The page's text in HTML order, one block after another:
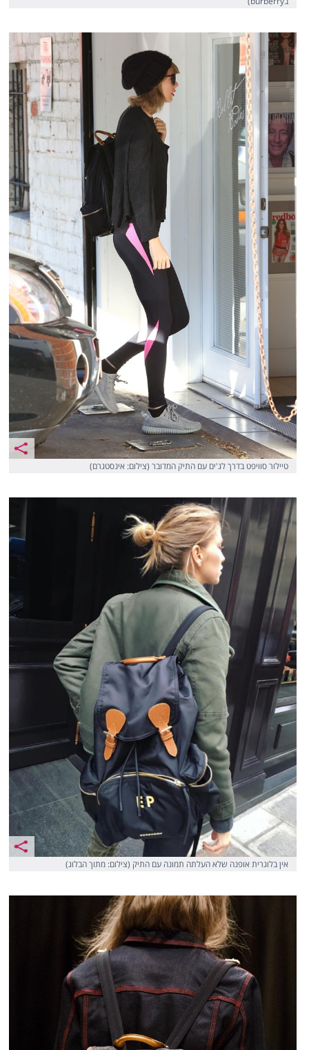
טיילור סוויפט בדרך לג'ים עם התיק המדובר (צילום: אינסטגרם)
אין בלוגרית אופנה שלא העלתה תמונה עם התיק (צילום: מתוך הבלוג)